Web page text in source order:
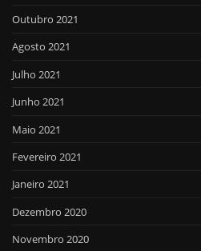
Outubro 2021
Agosto 2021
Julho 2021
Junho 2021
Maio 2021
Fevereiro 2021
Janeiro 2021
Dezembro 2020
Novembro 2020